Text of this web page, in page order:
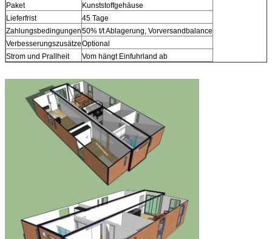
Paket
Kunststoffgehäuse
Lieferfrist
45 Tage
Zahlungsbedingungen50% t/t Ablagerung, Vorversandbalance
VerbesserungszusätzeOptional
Strom und Prallheit
Vom hängt Einfuhrland ab